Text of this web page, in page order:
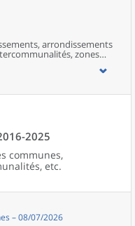
arrondissements
zones
et aires d’attraction des
2025
communes,
etc.
– 08/07/2026